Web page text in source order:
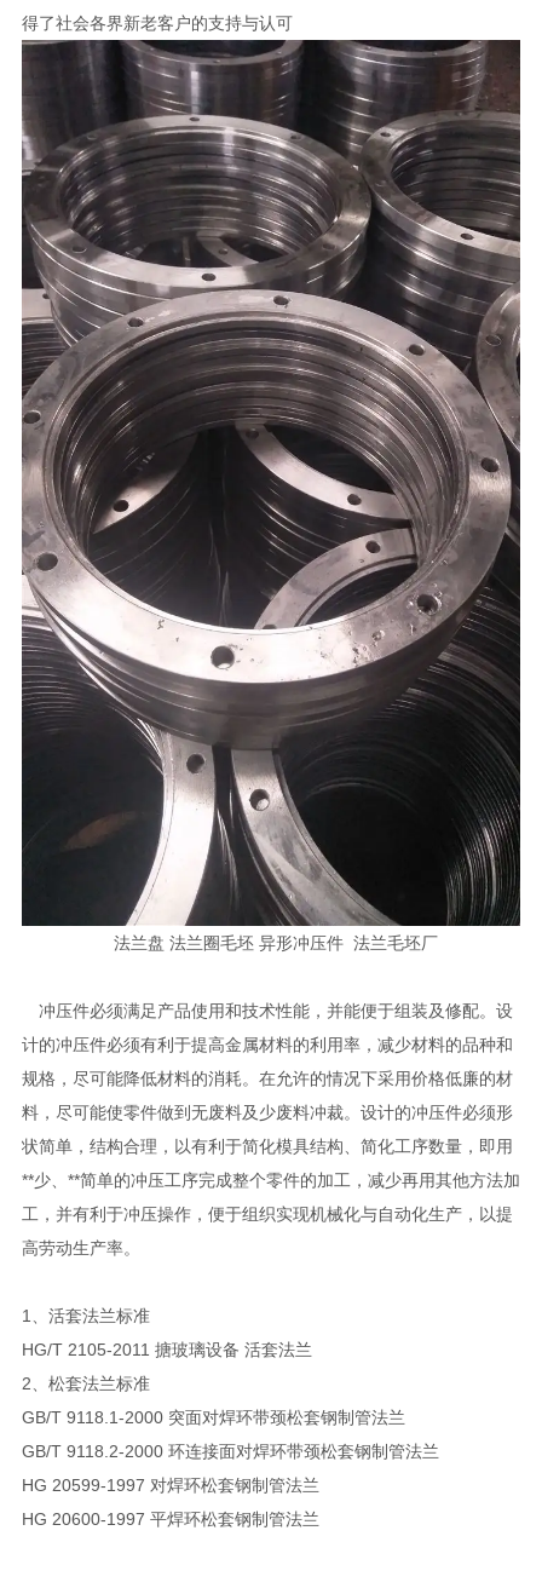
得了社会各界新老客户的支持与认可
法兰盘 法兰圈毛坯 异形冲压件 法兰毛坯厂
冲压件必须满足产品使用和技术性能，并能便于组装及修配。设
计的冲压件必须有利于提高金属材料的利用率，减少材料的品种和
规格，尽可能降低材料的消耗。在允许的情况下采用价格低廉的材
料，尽可能使零件做到无废料及少废料冲裁。设计的冲压件必须形
状简单，结构合理，以有利于简化模具结构、简化工序数量，即用
**少、**简单的冲压工序完成整个零件的加工，减少再用其他方法加
工，并有利于冲压操作，便于组织实现机械化与自动化生产，以提
高劳动生产率。
1、活套法兰标准
HG/T 2105-2011 搪玻璃设备 活套法兰
2、松套法兰标准
GB/T 9118.1-2000 突面对焊环带颈松套钢制管法兰
GB/T 9118.2-2000 环连接面对焊环带颈松套钢制管法兰
HG 20599-1997 对焊环松套钢制管法兰
HG 20600-1997 平焊环松套钢制管法兰